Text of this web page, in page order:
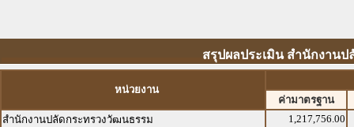
สรุปผลประเมิน สำนักงานป
หน่วยงาน
ค่ามาตรฐาน
สำนักงานปลัดกระทรวงวัฒนธรรม
1,217,756.00